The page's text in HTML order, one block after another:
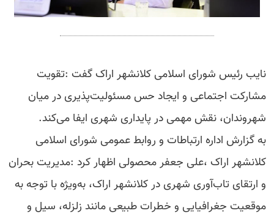
نایب رئیس شورای اسلامی کلانشهر اراک گفت :تقویت
مشارکت اجتماعی و ایجاد حس مسئولیت‌پذیری در میان
شهروندان، نقش مهمی در پایداری شهری ایفا می‌کند.
به گزارش اداره ارتباطات و روابط عمومی شورای اسلامی
کلانشهر اراک ،علی جعفر محصولی اظهار کرد :مدیریت بحران
و ارتقای تاب‌آوری شهری در کلانشهر اراک، به‌ویژه با توجه به
موقعیت جغرافیایی و خطرات طبیعی مانند زلزله، سیل و